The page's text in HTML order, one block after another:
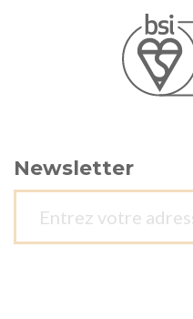
Newsletter